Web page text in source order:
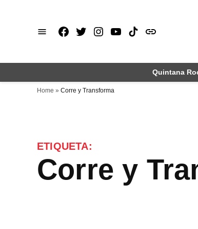
Facebook
X Instagram
Youtube
TikTok
issuu
Quintana
Home » Corre y Transforma
ETIQUETA:
Corre y